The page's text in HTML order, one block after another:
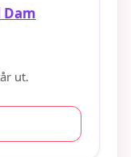
Dam
ut.